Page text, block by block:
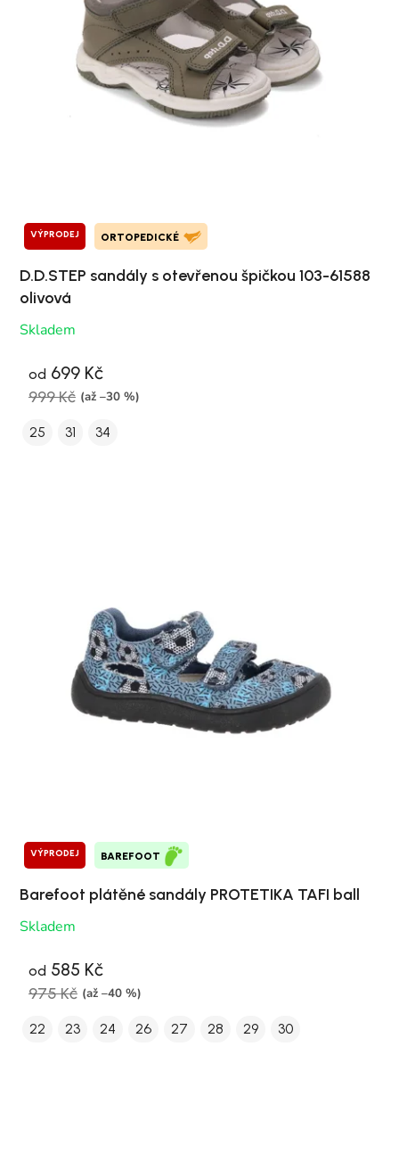
VÝPRODEJ ORTOPEDICKÉ
D.D.STEP sandály s otevřenou špičkou 103-61588
olivová
Skladem
od 699 Kč
999 Kč (až –30 %)
25 31 34
VÝPRODEJ BAREFOOT
Barefoot plátěné sandály PROTETIKA TAFI ball
Skladem
od 585 Kč
975 Kč (až –40 %)
22 23 24 26 27 28 29 30